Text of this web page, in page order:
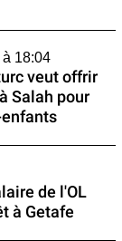
18:04
veut offrir
Salah pour
de l'OL
à Getafe